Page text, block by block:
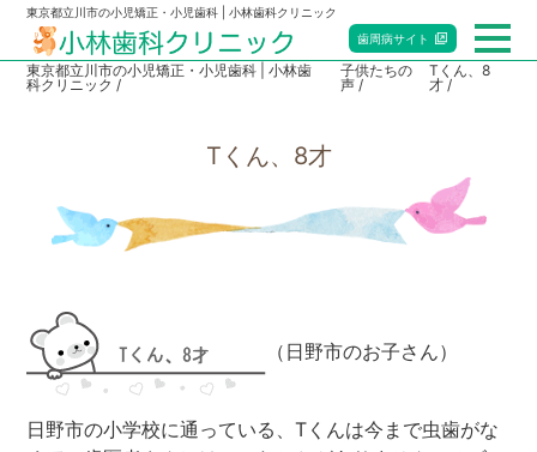
東京都立川市の小児矯正・小児歯科 | 小林歯科クリニック
歯周病サイト
赤ちゃん歯科
当院のご案内
東京都立川市の小児矯正・小児歯科 | 小林歯
科クリニック
子供たちの
声
Tくん、8
才
Tくん、8才
（日野市のお子さん）
日野市の小学校に通っている、Tくんは今まで虫歯がな